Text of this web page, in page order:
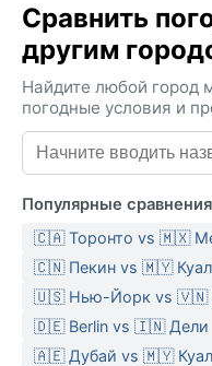
Сравнить
другим
Найдите любой город
погодные условия и
Популярные
🇨🇦 Торонто vs 🇲🇽
🇨🇳 Пекин vs 🇲🇾
🇺🇸 Нью-Йорк vs 🇻🇳
🇩🇪 Berlin vs 🇮🇳 Дели
🇦🇪 Дубай vs 🇲🇾